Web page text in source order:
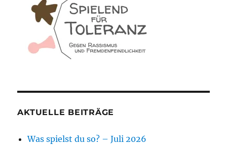
AKTUELLE BEITRÄGE
Was spielst du so? – Juli 2026